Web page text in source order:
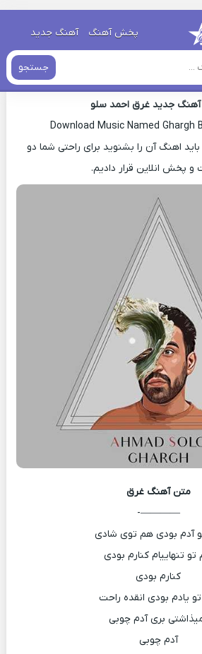
پخش آهنگ آهنگ جدید
جستجو جدید
آهنگ جدید غرق احمد سلو
Download Music Named Ghargh
اهنگ آن را بشنوید برای راحتی شما دو
و پخش انلاین قرار دادیم.
متن آهنگ غرق
————-
آدم بودی هم توی شادی
تنهاییام کنارم بودی
کنارم بودی
یادم بودی انقده راحت
بری آدم چوبی
آدم چوبی